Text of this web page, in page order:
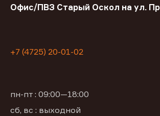
Офис/ПВЗ Старый Оскол на ул.
+7 (4725) 20-01-02
пн-пт : 09:00—18:00
сб, вс : выходной